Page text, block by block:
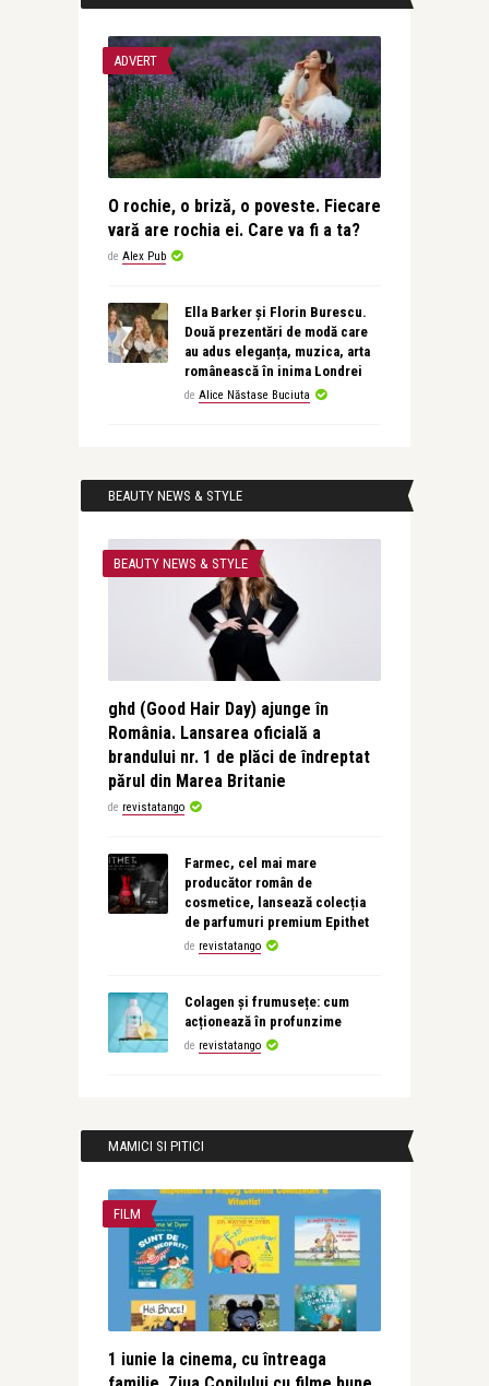
ADVERT
O rochie, o briză, o poveste. Fiecare
vară are rochia ei. Care va fi a ta?
de Alex Pub
Ella Barker și Florin Burescu.
Două prezentări de modă care
au adus eleganța, muzica, arta
românească în inima Londrei
de Alice Năstase Buciuta
BEAUTY NEWS & STYLE
BEAUTY NEWS & STYLE
ghd (Good Hair Day) ajunge în
România. Lansarea oficială a
brandului nr. 1 de plăci de îndreptat
părul din Marea Britanie
de revistatango
Farmec, cel mai mare
producător român de
cosmetice, lansează colecția
de parfumuri premium Epithet
de revistatango
Colagen și frumusețe: cum
acționează în profunzime
de revistatango
MAMICI SI PITICI
FILM
1 iunie la cinema, cu întreaga